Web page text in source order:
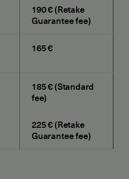
190 € (Retake
Guarantee fee)
165 €
185 € (Standard
fee)
225 € (Retake
Guarantee fee)